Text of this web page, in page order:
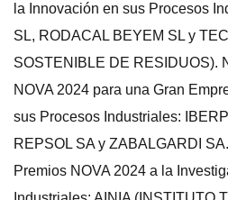
la Innovación en sus Procesos
SL, RODACAL BEYEM SL y
SOSTENIBLE DE RESIDUOS).
NOVA 2024 para una Gran
sus Procesos Industriales:
REPSOL SA y ZABALGARDI
Premios NOVA 2024 a la